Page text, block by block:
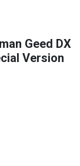
Geed DX
Version